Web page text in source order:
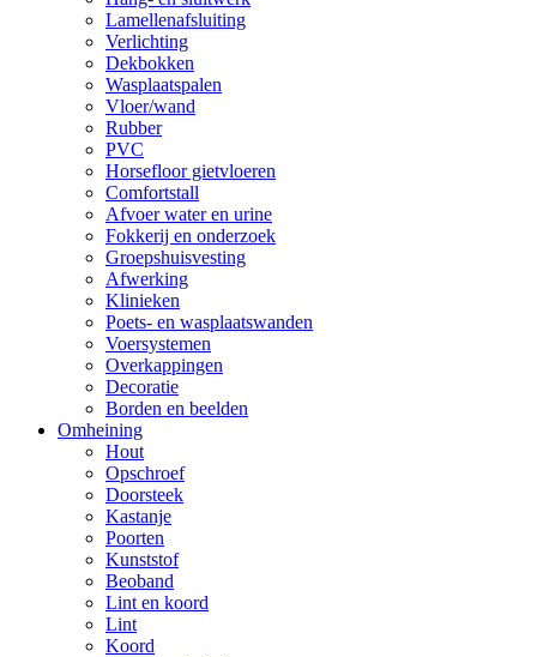
Lamellenafsluiting
Verlichting
Dekbokken
Wasplaatspalen
Vloer/wand
Rubber
PVC
Horsefloor gietvloeren
Comfortstall
Afvoer water en urine
Fokkerij en onderzoek
Groepshuisvesting
Afwerking
Klinieken
Poets- en wasplaatswanden
Voersystemen
Overkappingen
Decoratie
Borden en beelden
Omheining
Hout
Opschroef
Doorsteek
Kastanje
Poorten
Kunststof
Beoband
Lint en koord
Lint
Koord